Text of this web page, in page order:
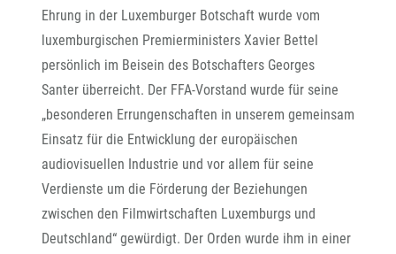
Ehrung in der Luxemburger Botschaft wurde vom
luxemburgischen Premierministers Xavier Bettel
persönlich im Beisein des Botschafters Georges
Santer überreicht. Der FFA-Vorstand wurde für seine
„besonderen Errungenschaften in unserem gemeinsam
Einsatz für die Entwicklung der europäischen
audiovisuellen Industrie und vor allem für seine
Verdienste um die Förderung der Beziehungen
zwischen den Filmwirtschaften Luxemburgs und
Deutschland“ gewürdigt. Der Orden wurde ihm in einer